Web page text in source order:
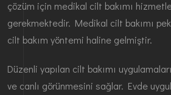
çözüm için medikal cilt bakımı
gerekmektedir. Medikal cilt bakımı
cilt bakım yöntemi haline gelmiştir.
Düzenli yapılan cilt bakımı
ve canlı görünmesini sağlar. Evde